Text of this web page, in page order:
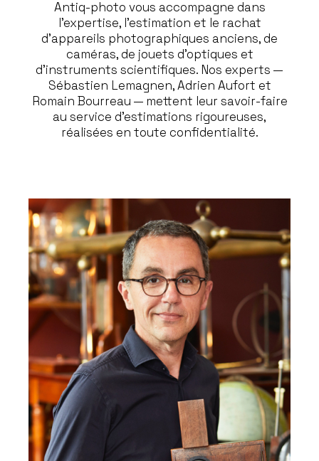
Antiq-photo vous accompagne dans
l’expertise, l’estimation et le rachat
d’appareils photographiques anciens, de
caméras, de jouets d’optiques et
d’instruments scientifiques. Nos experts —
Sébastien Lemagnen, Adrien Aufort et
Romain Bourreau — mettent leur savoir-faire
au service d’estimations rigoureuses,
réalisées en toute confidentialité.